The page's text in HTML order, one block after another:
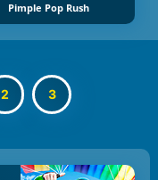
Pimple Pop Rush
2 3